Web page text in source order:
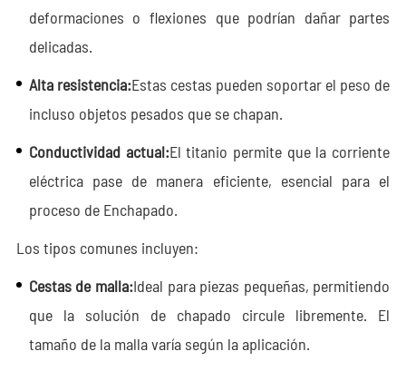
deformaciones o flexiones que podrían dañar partes
delicadas.
Alta resistencia:Estas cestas pueden soportar el peso de
incluso objetos pesados que se chapan.
Conductividad actual:El titanio permite que la corriente
eléctrica pase de manera eficiente, esencial para el
proceso de Enchapado.
Los tipos comunes incluyen:
Cestas de malla:Ideal para piezas pequeñas, permitiendo
que la solución de chapado circule libremente. El
tamaño de la malla varía según la aplicación.